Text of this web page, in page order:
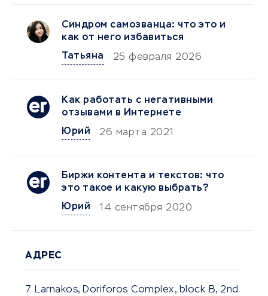
Синдром самозванца: что это и
как от него избавиться
Татьяна
25 февраля 2026
Как работать с негативными
отзывами в Интернете
Юрий
26 марта 2021
Биржи контента и текстов: что
это такое и какую выбрать?
Юрий
14 сентября 2020
АДРЕС
7 Larnakos, Doriforos Complex, block B, 2nd